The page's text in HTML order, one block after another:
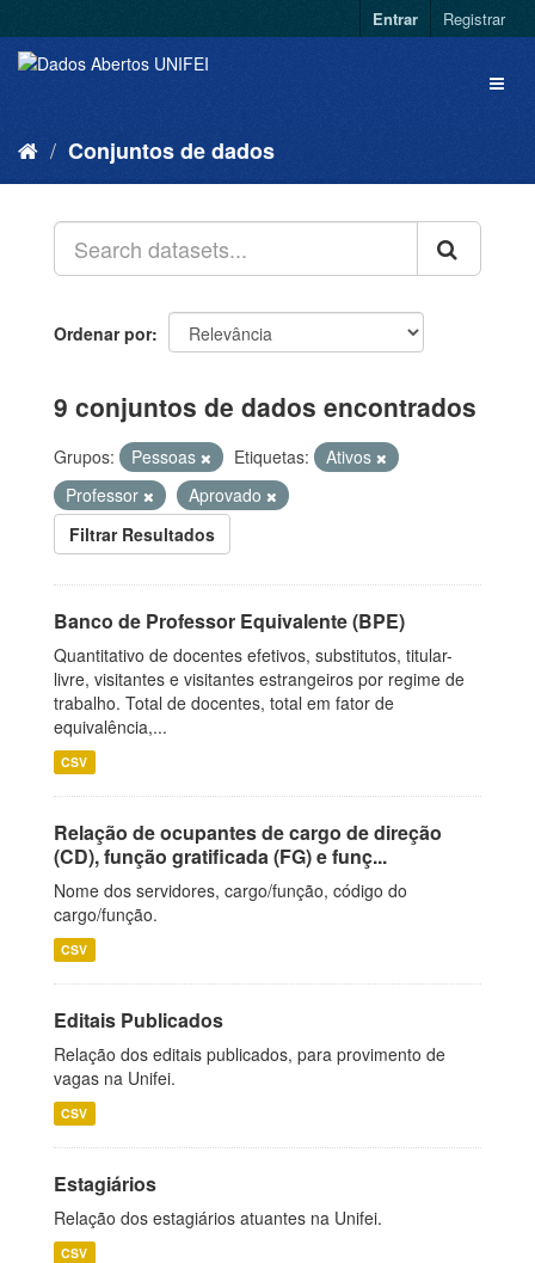
Entrar Registrar
Conjuntos de dados
Ordenar por
9 conjuntos de dados encontrados
Grupos: Pessoas Etiquetas:
Ativos
Professor
Aprovado
Filtrar Resultados
Banco de Professor Equivalente (BPE)
Quantitativo de docentes efetivos, substitutos, titular-
livre, visitantes e visitantes estrangeiros por regime de
trabalho. Total de docentes, total em fator de
equivalência,...
CSV
Relação de ocupantes de cargo de direção
(CD), função gratificada (FG) e funç...
Nome dos servidores, cargo/função, código do
cargo/função.
CSV
Editais Publicados
Relação dos editais publicados, para provimento de
vagas na Unifei.
CSV
Estagiários
Relação dos estagiários atuantes na Unifei.
CSV